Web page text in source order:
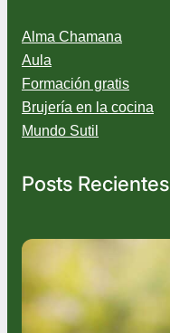
Alma Chamana
Aula
Formación gratis
Brujería en la cocina
Mundo Sutil
Posts Recientes